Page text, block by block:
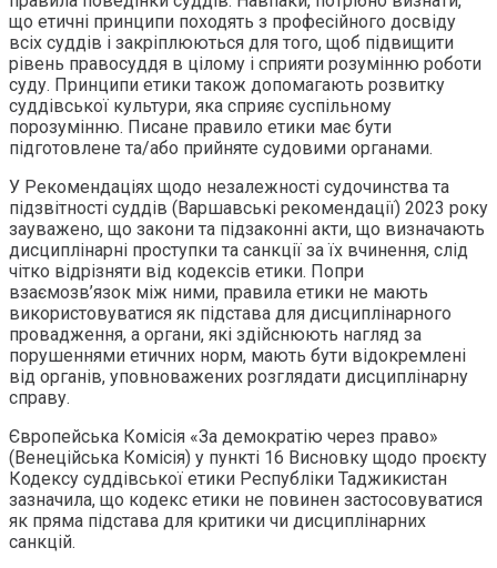
що етичні принципи походять з професійного досвіду
всіх суддів і закріплюються для того, щоб підвищити
рівень правосуддя в цілому і сприяти розумінню роботи
суду. Принципи етики також допомагають розвитку
суддівської культури, яка сприяє суспільному
порозумінню. Писане правило етики має бути
підготовлене та/або прийняте судовими органами.
У Рекомендаціях щодо незалежності судочинства та
підзвітності суддів (Варшавські рекомендації) 2023 року
зауважено, що закони та підзаконні акти, що визначають
дисциплінарні проступки та санкції за їх вчинення, слід
чітко відрізняти від кодексів етики. Попри
взаємозв’язок між ними, правила етики не мають
використовуватися як підстава для дисциплінарного
провадження, а органи, які здійснюють нагляд за
порушеннями етичних норм, мають бути відокремлені
від органів, уповноважених розглядати дисциплінарну
справу.
Європейська Комісія «За демократію через право»
(Венеційська Комісія) у пункті 16 Висновку щодо проєкту
Кодексу суддівської етики Республіки Таджикистан
зазначила, що кодекс етики не повинен застосовуватися
як пряма підстава для критики чи дисциплінарних
санкцій.